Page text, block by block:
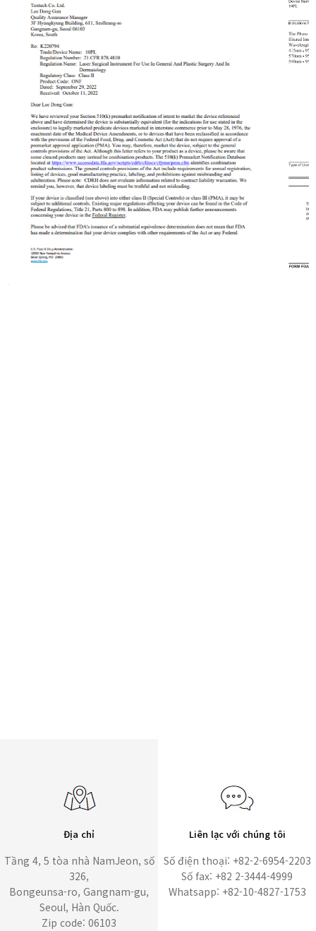
Địa chỉ
Tầng 4, 5 tòa nhà NamJeon, số
326,
Bongeunsa-ro, Gangnam-gu,
Seoul, Hàn Quốc.
Zip code: 06103
Liên lạc với chúng tôi
Số điện thoại: +82-2-6954-2203
Số fax: +82 2-3444-4999
Whatsapp: +82-10-4827-1753